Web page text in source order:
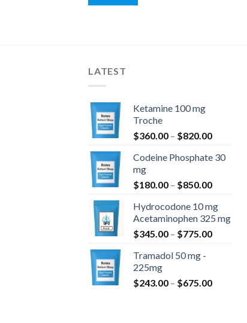
LATEST
Ketamine 100 mg
Troche
$360.00 – $820.00
kuni
Codeine Phosphate 30
mg
$180.00 – $850.00
kuni
$850.00
Hydrocodone 10 mg
Acetaminophen 325 mg
$345.00 – $775.00
Tramadol 50 mg -
225mg
$243.00 – $675.00